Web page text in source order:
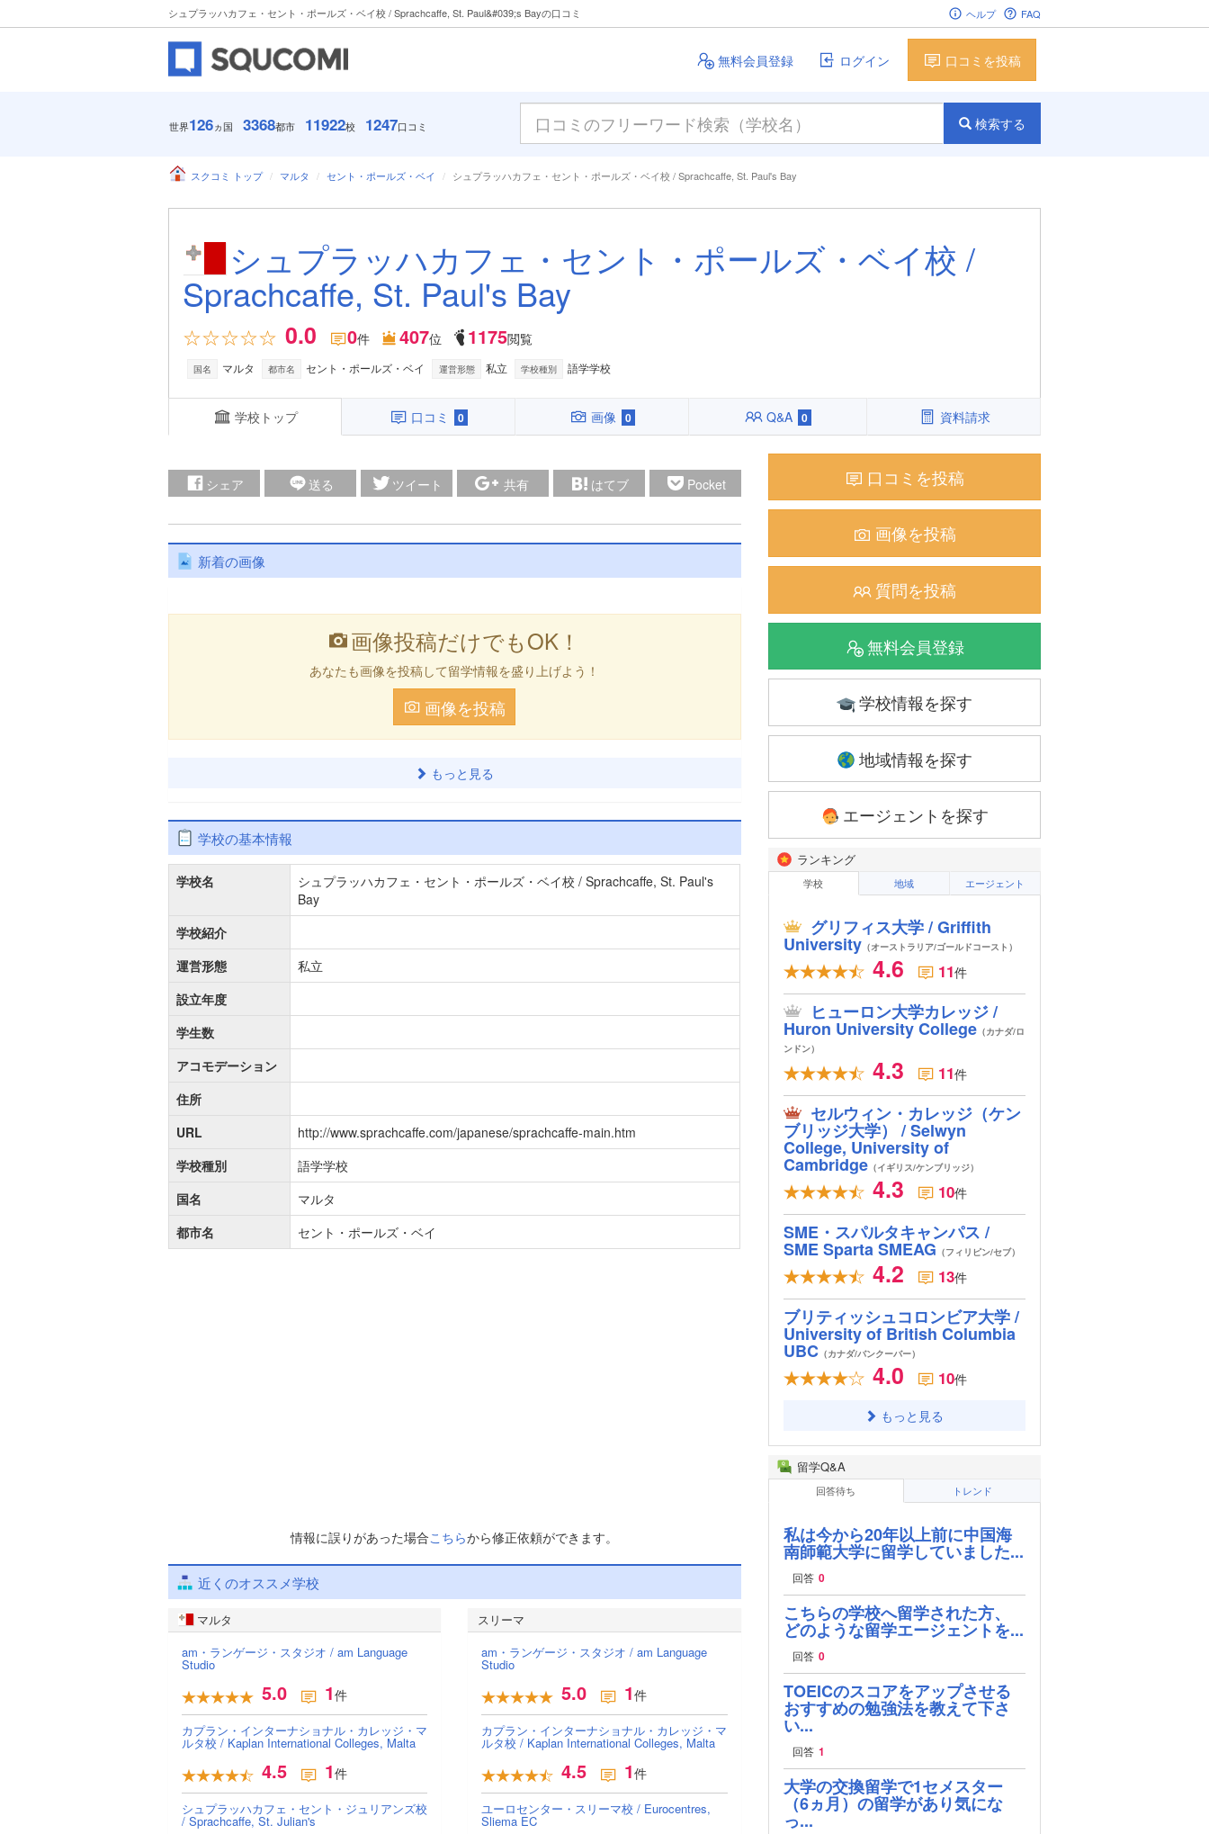
シュプラッハカフェ・セント・ポールズ・ベイ校 / Sprachcaffe, St. Paul&#039;s Bayの口コミ ヘルプ FAQ
無料会員登録 ログイン 口コミを投稿
世界126ヵ国 3368都市 11922校 1247口コミ 検索する
スクコミ トップ マルタ セント・ポールズ・ベイ シュプラッハカフェ・セント・ポールズ・ベイ校 / Sprachcaffe, St. Paul's Bay
シュプラッハカフェ・セント・ポールズ・ベイ校 /
Sprachcaffe, St. Paul's Bay
0.0 0件 407位 1175閲覧
国名 マルタ 都市名 セント・ポールズ・ベイ 運営形態 私立 学校種別 語学学校
学校トップ 口コミ 0 画像 0 Q&A 0 資料請求
シェア 送る ツイート 共有 はてブ Pocket
新着の画像
画像投稿だけでもOK！
あなたも画像を投稿して留学情報を盛り上げよう！
画像を投稿
もっと見る
学校の基本情報
学校名
シュプラッハカフェ・セント・ポールズ・ベイ校 / Sprachcaffe, St. Paul's
Bay
学校紹介
運営形態
私立
設立年度
学生数
アコモデーション
住所
URL
http://www.sprachcaffe.com/japanese/sprachcaffe-main.htm
学校種別
語学学校
国名
マルタ
都市名
セント・ポールズ・ベイ
情報に誤りがあった場合こちらから修正依頼ができます。
近くのオススメ学校
マルタ
am・ランゲージ・スタジオ / am Language
Studio
5.0 1件
カプラン・インターナショナル・カレッジ・マ
ルタ校 / Kaplan International Colleges, Malta
4.5 1件
シュプラッハカフェ・セント・ジュリアンズ校
/ Sprachcaffe, St. Julian's
スリーマ
am・ランゲージ・スタジオ / am Language
Studio
5.0 1件
カプラン・インターナショナル・カレッジ・マ
ルタ校 / Kaplan International Colleges, Malta
4.5 1件
ユーロセンター・スリーマ校 / Eurocentres,
Sliema EC
口コミを投稿
画像を投稿
質問を投稿
無料会員登録
学校情報を探す
地域情報を探す
エージェントを探す
ランキング
学校 地域 エージェント
グリフィス大学 / Griffith
University（オーストラリア/ゴールドコースト）
4.6 11件
ヒューロン大学カレッジ /
Huron University College（カナダ/ロ
ンドン）
4.3 11件
セルウィン・カレッジ（ケン
ブリッジ大学） / Selwyn
College, University of
Cambridge（イギリス/ケンブリッジ）
4.3 10件
SME・スパルタキャンパス /
SME Sparta SMEAG （フィリピン/セブ）
4.2 13件
ブリティッシュコロンビア大学 /
University of British Columbia
UBC（カナダ/バンクーバー）
4.0 10件
もっと見る
留学Q&A
回答待ち トレンド
私は今から20年以上前に中国海
南師範大学に留学していました...
回答 0
こちらの学校へ留学された方、
どのような留学エージェントを...
回答 0
TOEICのスコアをアップさせる
おすすめの勉強法を教えて下さ
い...
回答 1
大学の交換留学で1セメスター
（6ヵ月）の留学があり気にな
っ...